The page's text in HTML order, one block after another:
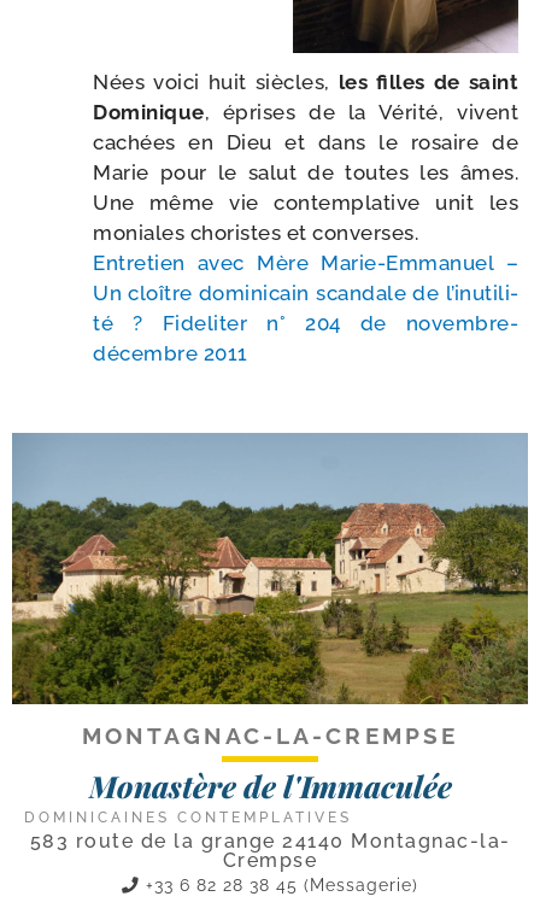
Nées voi­ci huit siècles, les filles de saint
Dominique, éprises de la Vérité, vivent
cachées en Dieu et dans le rosaire de
Marie pour le salut de toutes les âmes.
Une même vie contem­pla­tive unit les
moniales cho­ristes et converses.
Entretien avec Mère Marie-​Emmanuel –
Un cloître domi­ni­cain scan­dale de l’i­nu­ti­li­
té ? Fideliter n° 204 de novembre-​
décembre 2011
MONTAGNAC-LA-CREMPSE
Monastère de l'Immaculée
DOMINICAINES CONTEMPLATIVES
583 route de la grange 24140 Montagnac-la-
Crempse
+33 6 82 28 38 45 (Messagerie)